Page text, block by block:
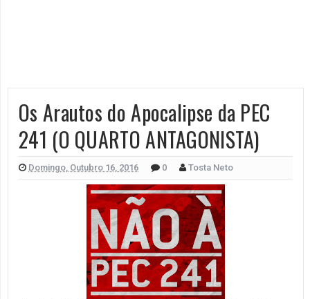
Os Arautos do Apocalipse da PEC
241 (O QUARTO ANTAGONISTA)
Domingo, Outubro 16, 2016 0 Tosta Neto